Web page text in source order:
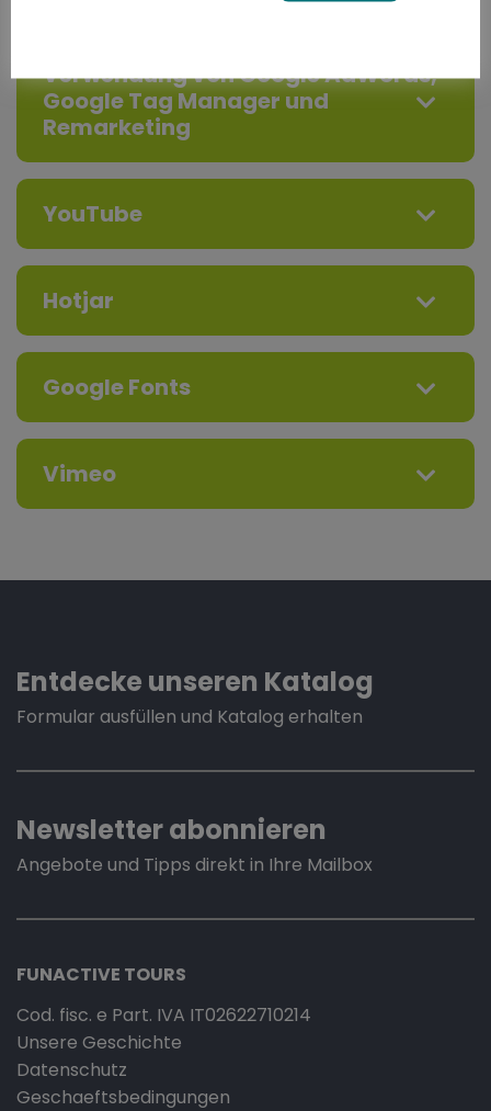
Verwendung von Google AdWords,
Google Tag Manager und
Remarketing
YouTube
Hotjar
Google Fonts
Vimeo
Entdecke unseren Katalog
Formular ausfüllen und Katalog erhalten
Newsletter abonnieren
Angebote und Tipps direkt in Ihre Mailbox
FUNACTIVE TOURS
Cod. fisc. e Part. IVA IT02622710214
Unsere Geschichte
Datenschutz
Geschaeftsbedingungen